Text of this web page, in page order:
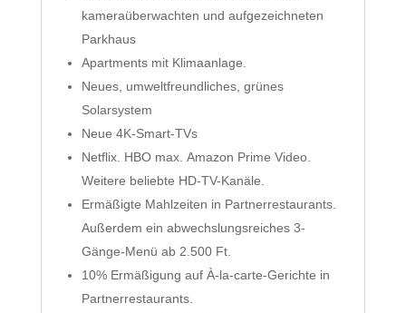
kameraüberwachten und aufgezeichneten
Parkhaus
Apartments mit Klimaanlage.
Neues, umweltfreundliches, grünes
Solarsystem
Neue 4K-Smart-TVs
Netflix. HBO max. Amazon Prime Video.
Weitere beliebte HD-TV-Kanäle.
Ermäßigte Mahlzeiten in Partnerrestaurants.
Außerdem ein abwechslungsreiches 3-
Gänge-Menü ab 2.500 Ft.
10% Ermäßigung auf À-la-carte-Gerichte in
Partnerrestaurants.